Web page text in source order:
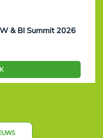
& BI Summit 2026